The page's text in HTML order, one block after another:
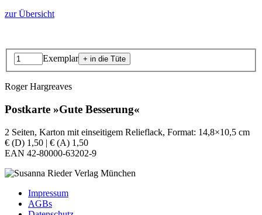
zur Übersicht
Exemplar
Roger Hargreaves
Postkarte »Gute Besserung«
2 Seiten, Karton mit einseitigem Relieflack, Format: 14,8×10,5 cm
€ (D) 1,50 | € (A) 1,50
EAN 42-80000-63202-9
Impressum
AGBs